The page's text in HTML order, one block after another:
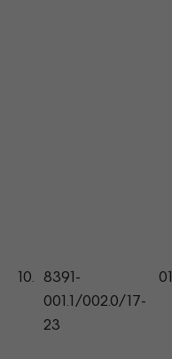
10.
8391-
001.1/002.0/17-
23